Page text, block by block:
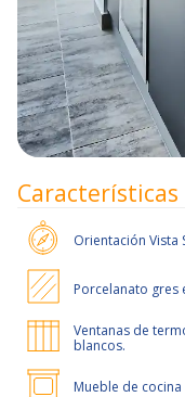
Características
Orientación Vista
Porcelanato
Ventanas de
blancos.
Mueble de